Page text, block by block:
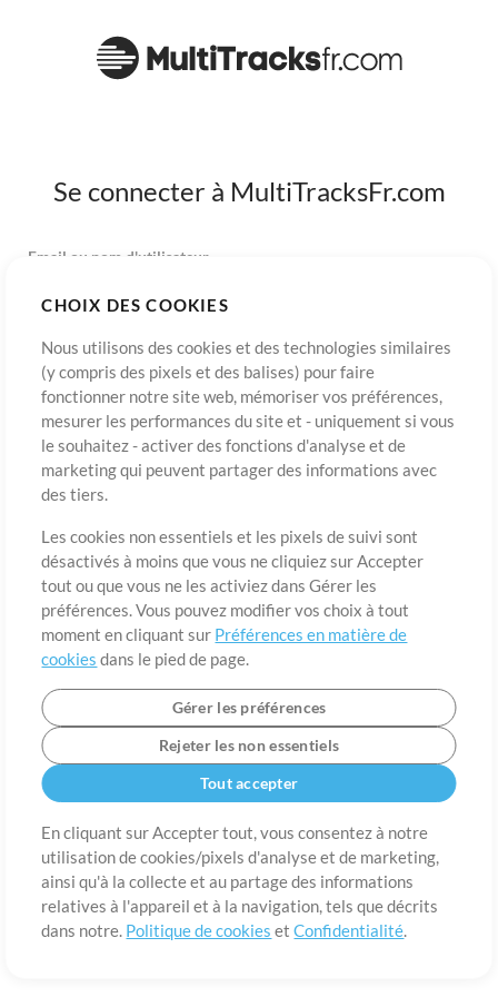
CHOIX DES COOKIES
Nous utilisons des cookies et des technologies similaires
(y compris des pixels et des balises) pour faire
fonctionner notre site web, mémoriser vos préférences,
mesurer les performances du site et - uniquement si vous
le souhaitez - activer des fonctions d'analyse et de
marketing qui peuvent partager des informations avec
des tiers.
Les cookies non essentiels et les pixels de suivi sont
désactivés à moins que vous ne cliquiez sur Accepter
tout ou que vous ne les activiez dans Gérer les
préférences. Vous pouvez modifier vos choix à tout
moment en cliquant sur Préférences en matière de
cookies dans le pied de page.
Gérer les préférences
Rejeter les non essentiels
Tout accepter
En cliquant sur Accepter tout, vous consentez à notre
utilisation de cookies/pixels d'analyse et de marketing,
ainsi qu'à la collecte et au partage des informations
relatives à l'appareil et à la navigation, tels que décrits
dans notre. Politique de cookies etConfidentialité.
Se connecter à MultiTracksFr.com
Email ou nom d'utilisateur
S’inscrireMot de passe oublié? Connexion
matière de cookies
Contact
©2006-2026 par MultiTracks LLC. Tous droits réservés.